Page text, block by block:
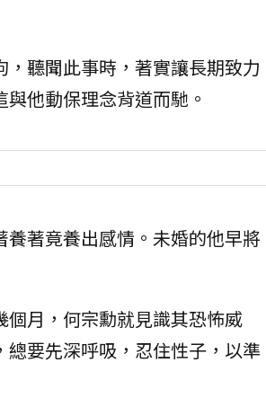
聽聞此事時，著實讓長期致力
他動保理念背道而馳。
著竟養出感情。未婚的他早將
月，何宗勳就見識其恐怖威
要先深呼吸，忍住性子，以準